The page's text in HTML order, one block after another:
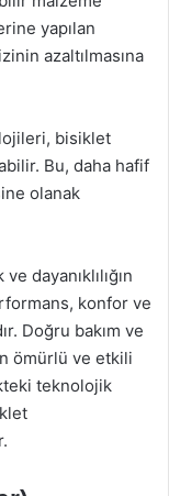
yapılan
azaltılmasına
bisiklet
Bu, daha hafif
olanak
dayanıklılığın
konfor ve
Doğru bakım ve
ömürlü ve etkili
teknolojik